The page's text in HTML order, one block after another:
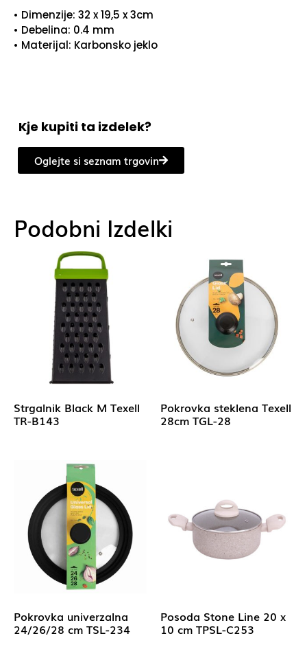
• Dimenzije: 32 x 19,5 x 3cm
• Debelina: 0.4 mm
• Materijal: Karbonsko jeklo
Kje kupiti ta izdelek?
Oglejte si seznam trgovin
Podobni Izdelki
Strgalnik Black M Texell
TR-B143
Pokrovka steklena Texell
28cm TGL-28
Pokrovka univerzalna
24/26/28 cm TSL-234
Posoda Stone Line 20 x
10 cm TPSL-C253